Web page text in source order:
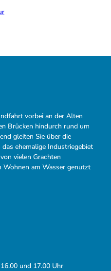
vorbei an der Alten
Brücken hindurch rund um
gleiten Sie über die
ehemalige Industriegebiet
vielen Grachten
am Wasser genutzt
und 17.00 Uhr